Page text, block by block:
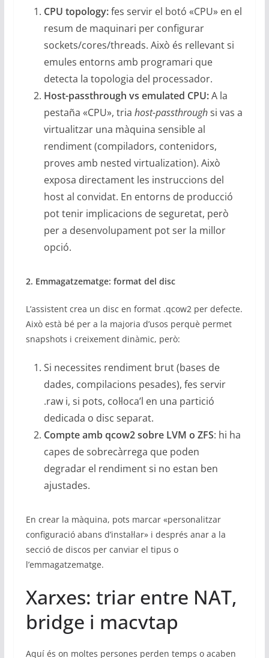
CPU topology:fes servir el botó «CPU» en el
resum de maquinari per configurar
sockets/cores/threads. Això és rellevant si
emules entorns amb programari que
detecta la topologia del processador.
Host-passthrough vs emulated CPU:A la
pestaña «CPU», tria host-passthroughsi vas a
virtualitzar una màquina sensible al
rendiment (compiladors, contenidors,
proves amb nested virtualization). Això
exposa directament les instruccions del
host al convidat. En entorns de producció
pot tenir implicacions de seguretat, però
per a desenvolupament pot ser la millor
opció.
2. Emmagatzematge: format del disc
L’assistent crea un disc en format .qcow2 per defecte.
Això està bé per a la majoria d’usos perquè permet
snapshots i creixement dinàmic, però:
Si necessites rendiment brut (bases de
dades, compilacions pesades), fes servir
.raw i, si pots, col·loca’l en una partició
dedicada o disc separat.
Compte amb qcow2 sobre LVM o ZFS: hi ha
capes de sobrecàrrega que poden
degradar el rendiment si no estan ben
ajustades.
En crear la màquina, pots marcar «personalitzar
configuració abans d’instal·lar» i després anar a la
secció de discos per canviar el tipus o
l’emmagatzematge.
Xarxes: triar entre NAT,
bridge i macvtap
Aquí és on moltes persones perden temps o acaben